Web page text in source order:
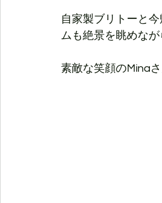
自家製ブリトーと
ムも絶景を眺めなが
素敵な笑顔のMina